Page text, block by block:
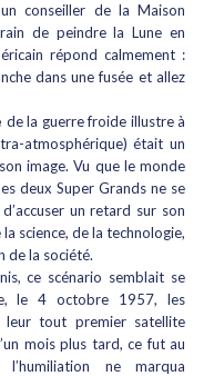
conseiller de la Maison
de peindre la Lune en
répond calmement :
dans une fusée et allez
de la guerre froide illustre à
atmosphérique) était un
image. Vu que le monde
deux Super Grands ne se
un retard sur son
science, de la technologie,
de la société.
ce scénario semblait se
le 4 octobre 1957, les
leur tout premier satellite
mois plus tard, ce fut au
ne marqua